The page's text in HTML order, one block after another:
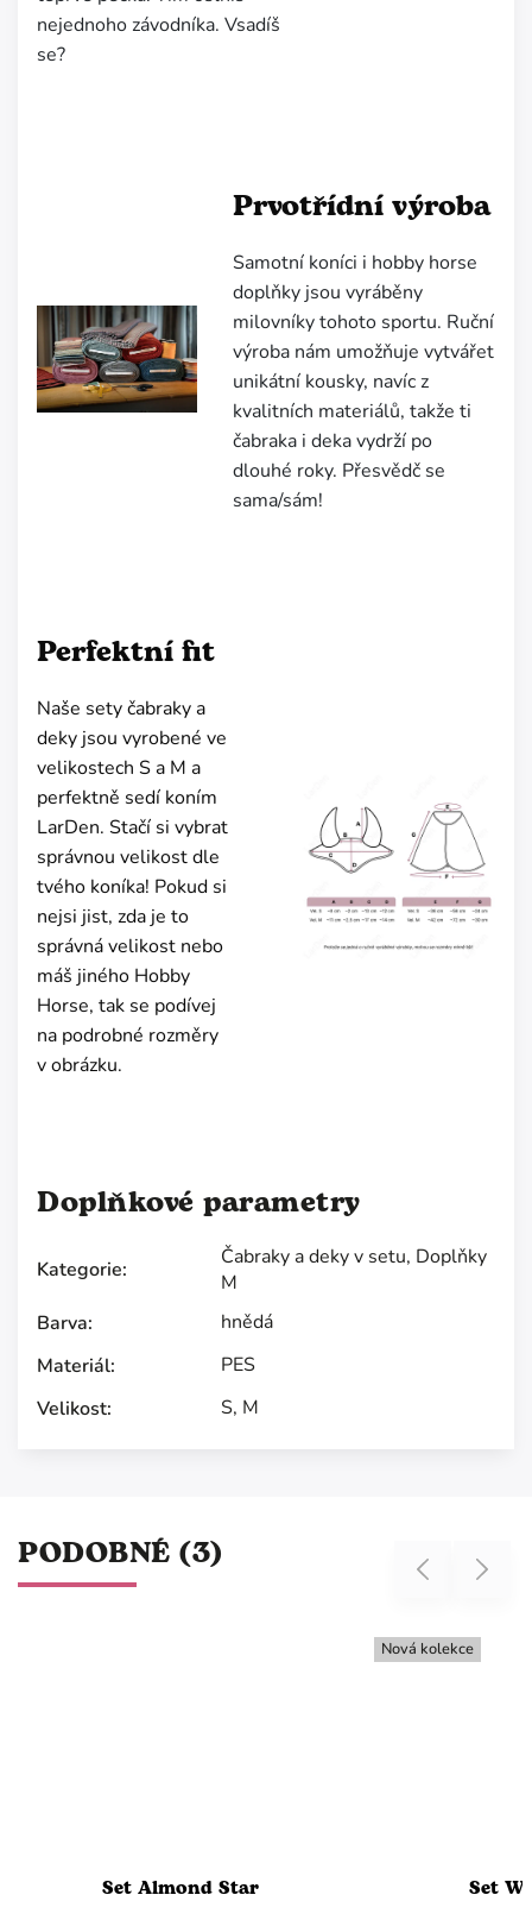
nejednoho závodníka. Vsadíš
se?
Prvotřídní výroba
Samotní koníci i hobby horse
doplňky jsou vyráběny
milovníky tohoto sportu. Ruční
výroba nám umožňuje vytvářet
unikátní kousky, navíc z
kvalitních materiálů, takže ti
čabraka i deka vydrží po
dlouhé roky. Přesvědč se
sama/sám!
Perfektní fit
Naše sety čabraky a
deky jsou vyrobené ve
velikostech S a M a
perfektně sedí koním
LarDen. Stačí si vybrat
správnou velikost dle
tvého koníka! Pokud si
nejsi jist, zda je to
správná velikost nebo
máš jiného Hobby
Horse, tak se podívej
na podrobné rozměry
v obrázku.
Doplňkové parametry
Kategorie: Čabraky a deky v setu, Doplňky
M
Barva:
hnědá
Materiál:
PES
Velikost: S, M
PODOBNÉ (3) Previous
Set Almond Star
Nová kolekce
Set
Next